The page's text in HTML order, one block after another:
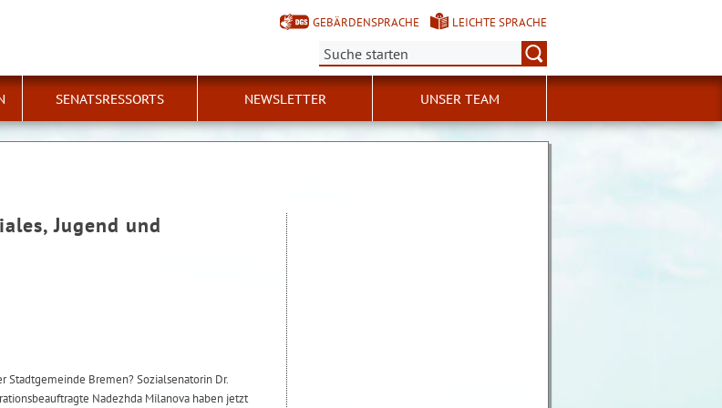
GEBÄRDENSPRACHE
LEICHTE SPRACHE
Suche:
SENATSRESSORTS NEWSLETTER UNSER TEAM
Jugend und
Bremen? Sozialsenatorin Dr.
Nadezhda Milanova haben jetzt